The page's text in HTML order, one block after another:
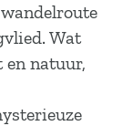
Wat
en natuur,